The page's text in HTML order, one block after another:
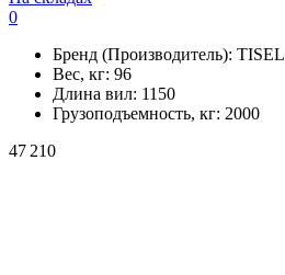
0
Бренд (Производитель): TISEL
Вес, кг: 96
Длина вил: 1150
Грузоподъемность, кг: 2000
47 210